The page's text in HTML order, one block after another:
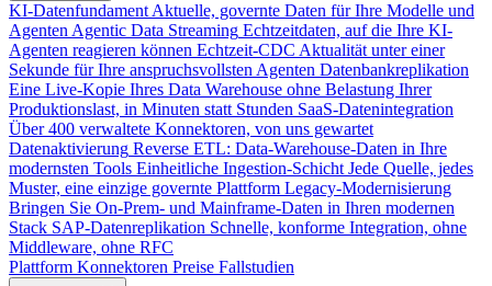
KI-Datenfundament Aktuelle, governte Daten für Ihre Modelle und
Agenten Agentic Data Streaming Echtzeitdaten, auf die Ihre KI-
Agenten reagieren können Echtzeit-CDC Aktualität unter einer
Sekunde für Ihre anspruchsvollsten Agenten Datenbankreplikation
Eine Live-Kopie Ihres Data Warehouse ohne Belastung Ihrer
Produktionslast, in Minuten statt Stunden SaaS-Datenintegration
Über 400 verwaltete Konnektoren, von uns gewartet
Datenaktivierung Reverse ETL: Data-Warehouse-Daten in Ihre
modernsten Tools Einheitliche Ingestion-Schicht Jede Quelle, jedes
Muster, eine einzige governte Plattform Legacy-Modernisierung
Bringen Sie On-Prem- und Mainframe-Daten in Ihren modernen
Stack SAP-Datenreplikation Schnelle, konforme Integration, ohne
Middleware, ohne RFC
Plattform Konnektoren Preise Fallstudien